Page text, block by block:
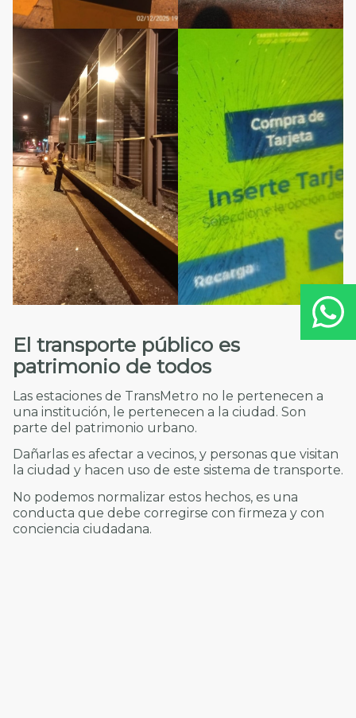
El transporte público es
patrimonio de todos
Las estaciones de TransMetro no le pertenecen a
una institución, le pertenecen a la ciudad. Son
parte del patrimonio urbano.
Dañarlas es afectar a vecinos, y personas que visitan
la ciudad y hacen uso de este sistema de transporte.
No podemos normalizar estos hechos, es una
conducta que debe corregirse con firmeza y con
conciencia ciudadana.